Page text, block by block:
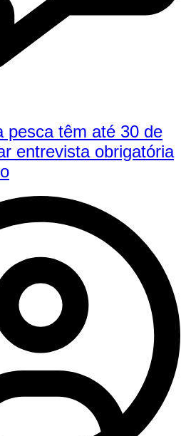
pesca têm até 30 de
entrevista obrigatória